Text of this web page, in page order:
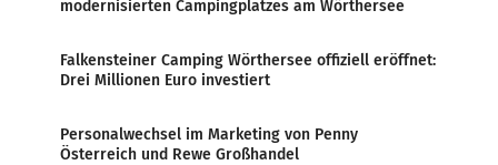
modernisierten Campingplatzes am Wörthersee
Falkensteiner Camping Wörthersee offiziell eröffnet:
Drei Millionen Euro investiert
Personalwechsel im Marketing von Penny
Österreich und Rewe Großhandel